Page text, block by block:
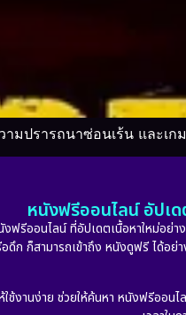
มปรารถนาซ่อนเร้น และเก
หนังฟรีออนไลน์ อัปเ
รีออนไลน์ ที่อัปเดตเนื้อหาใหม่อย่
อดึก ก็สามารถเข้าถึง หนังดูฟรี ได้
ช้งานง่าย ช่วยให้ค้นหา หนังฟรีออ